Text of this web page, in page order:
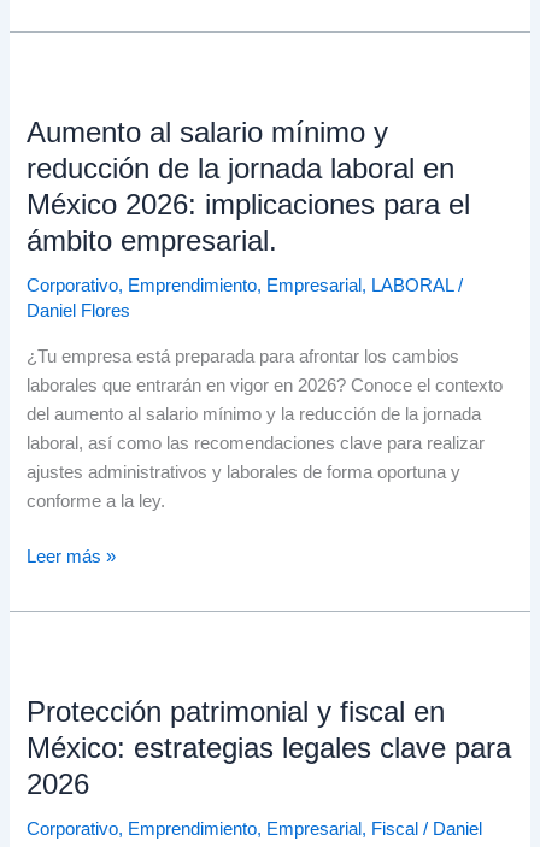
Aumento al salario mínimo y
reducción de la jornada laboral en
México 2026: implicaciones para el
ámbito empresarial.
Corporativo, Emprendimiento, Empresarial , LABORAL/
Daniel Flores
¿Tu empresa está preparada para afrontar los cambios
laborales que entrarán en vigor en 2026? Conoce el contexto
del aumento al salario mínimo y la reducción de la jornada
laboral, así como las recomendaciones clave para realizar
ajustes administrativos y laborales de forma oportuna y
conforme a la ley.
salario
mínimo
reducción
de
la
jornada
en
México
2026:
implicaciones
para
el
empresarial.
Leer más »
Protección patrimonial y fiscal en
México: estrategias legales clave para
2026
Corporativo, Emprendimiento, Empresarial , Fiscal / Daniel
y
fiscal
México:
estrategias